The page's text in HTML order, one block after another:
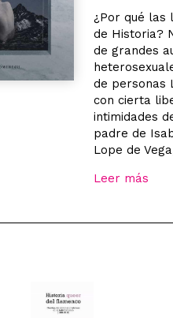
¿Por qué las
de Historia?
de grandes
de personas
con cierta
intimidades
padre de
Lope de
Leer más